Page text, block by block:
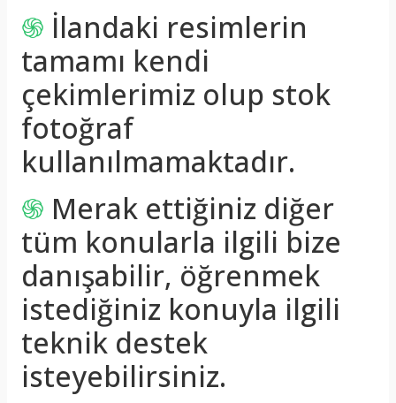
֍ İlandaki resimlerin
tamamı kendi
çekimlerimiz olup stok
fotoğraf
kullanılmamaktadır.
֍ Merak ettiğiniz diğer
tüm konularla ilgili bize
danışabilir, öğrenmek
istediğiniz konuyla ilgili
teknik destek
isteyebilirsiniz.